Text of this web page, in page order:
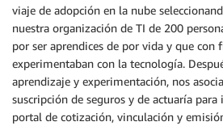
viaje de adopción en la nube
nuestra organización de TI de 200
por ser aprendices de por vida y que con
experimentaban con la tecnología.
aprendizaje y experimentación, nos
suscripción de seguros y de actuaría
portal de cotización, vinculación y